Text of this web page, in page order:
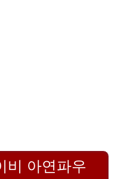
비 아연파우